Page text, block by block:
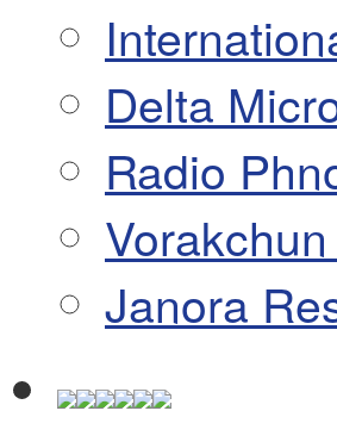
Delta
Radio
Janora